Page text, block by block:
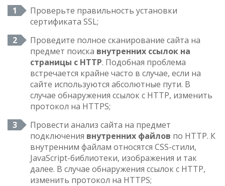
Проверьте правильность установки
сертификата SSL;
Проведите полное сканирование сайта на
предмет поиска внутренних ссылок на
страницы с HTTP. Подобная проблема
встречается крайне часто в случае, если на
сайте используются абсолютные пути. В
случае обнаружения ссылок с HTTP, изменить
протокол на HTTPS;
Провести анализ сайта на предмет
подключения внутренних файлов по HTTP. К
внутренним файлам относятся CSS-стили,
JavaScript-библиотеки, изображения и так
далее. В случае обнаружения ссылок с HTTP,
изменить протокол на HTTPS;